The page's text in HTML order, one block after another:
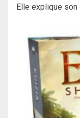
Elle explique